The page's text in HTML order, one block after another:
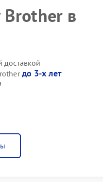
в
доставкой
до 3-х лет